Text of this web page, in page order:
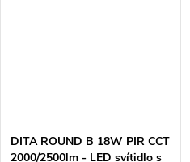
DITA ROUND B 18W PIR CCT
2000/2500lm - LED svítidlo s